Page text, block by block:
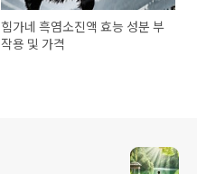
힘가네 흑염소진액 효능 성분 부
작용 및 가격